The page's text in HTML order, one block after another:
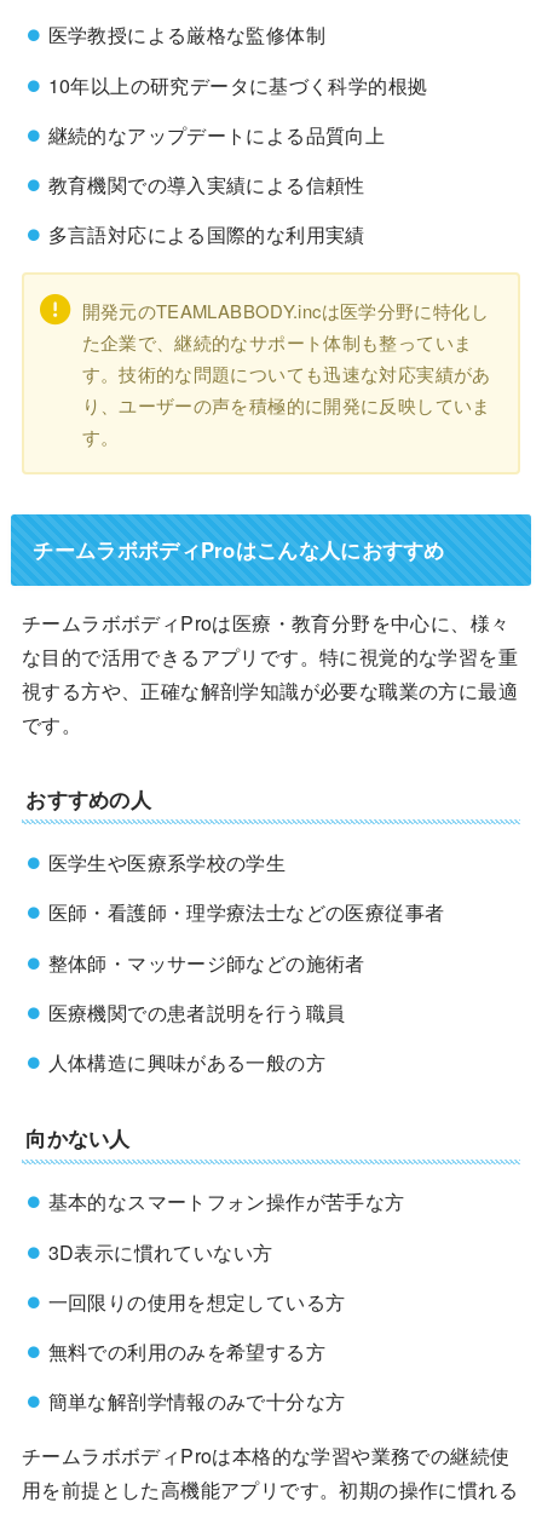
医学教授による厳格な監修体制
10年以上の研究データに基づく科学的根拠
継続的なアップデートによる品質向上
教育機関での導入実績による信頼性
多言語対応による国際的な利用実績
開発元のTEAMLABBODY.incは医学分野に特化し
た企業で、継続的なサポート体制も整っていま
す。技術的な問題についても迅速な対応実績があ
り、ユーザーの声を積極的に開発に反映していま
す。
チームラボボディProはこんな人におすすめ
チームラボボディProは医療・教育分野を中心に、様々
な目的で活用できるアプリです。特に視覚的な学習を重
視する方や、正確な解剖学知識が必要な職業の方に最適
です。
おすすめの人
医学生や医療系学校の学生
医師・看護師・理学療法士などの医療従事者
整体師・マッサージ師などの施術者
医療機関での患者説明を行う職員
人体構造に興味がある一般の方
向かない人
基本的なスマートフォン操作が苦手な方
3D表示に慣れていない方
一回限りの使用を想定している方
無料での利用のみを希望する方
簡単な解剖学情報のみで十分な方
チームラボボディProは本格的な学習や業務での継続使
用を前提とした高機能アプリです。初期の操作に慣れる